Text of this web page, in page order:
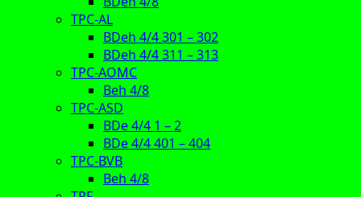
TPC-AL
BDeh 4/4 301 – 302
BDeh 4/4 311 – 313
TPC-AOMC
Beh 4/8
TPC-ASD
BDe 4/4 1 – 2
BDe 4/4 401 – 404
TPC-BVB
Beh 4/8